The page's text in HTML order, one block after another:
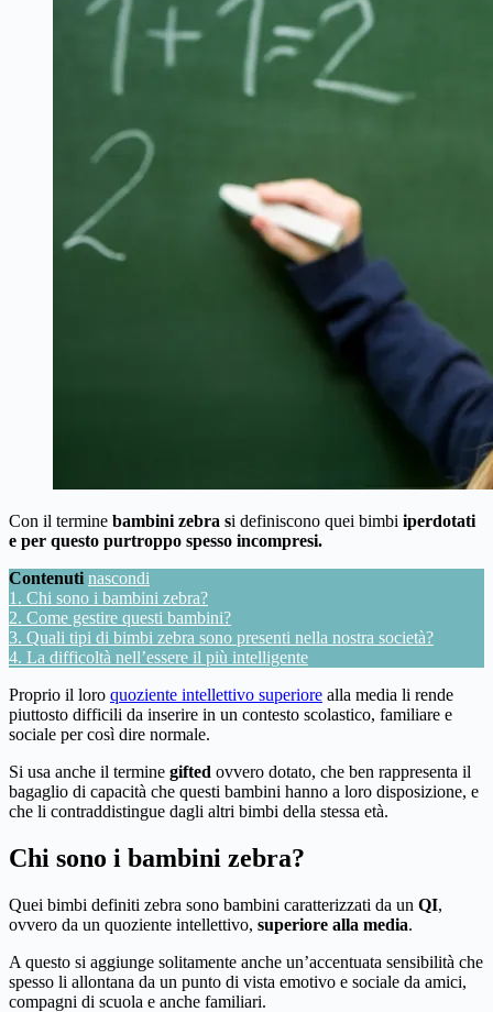
Con il termine bambini zebra si definiscono quei bimbi iperdotati
e per questo purtroppo spesso incompresi.
Contenuti nascondi
1. Chi sono i bambini zebra?
2. Come gestire questi bambini?
3. Quali tipi di bimbi zebra sono presenti nella nostra società?
4. La difficoltà nell’essere il più intelligente
Proprio il loro quoziente intellettivo superiore alla media li rende
piuttosto difficili da inserire in un contesto scolastico, familiare e
sociale per così dire normale.
Si usa anche il termine gifted ovvero dotato, che ben rappresenta il
bagaglio di capacità che questi bambini hanno a loro disposizione, e
che li contraddistingue dagli altri bimbi della stessa età.
Chi sono i bambini zebra?
Quei bimbi definiti zebra sono bambini caratterizzati da un QI,
ovvero da un quoziente intellettivo, superiore alla media.
A questo si aggiunge solitamente anche un’accentuata sensibilità che
spesso li allontana da un punto di vista emotivo e sociale da amici,
compagni di scuola e anche familiari.